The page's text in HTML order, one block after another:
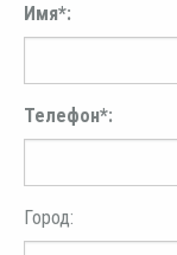
Имя*:
Телефон*:
Город: